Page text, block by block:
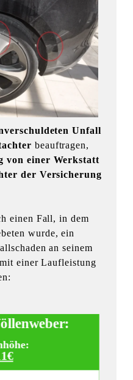
Unfall
beauftragen,
von einer Werkstatt
der Versicherung
einen Fall, in dem
wurde, ein
an seinem
einer Laufleistung